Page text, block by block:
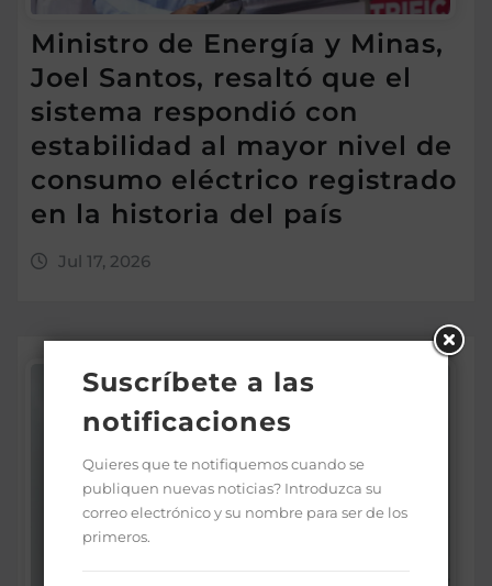
Ministro de Energía y Minas,
Joel Santos, resaltó que el
sistema respondió con
estabilidad al mayor nivel de
consumo eléctrico registrado
en la historia del país
Jul 17, 2026
Suscríbete a las
notificaciones
Quieres que te notifiquemos cuando se
publiquen nuevas noticias? Introduzca su
correo electrónico y su nombre para ser de los
primeros.